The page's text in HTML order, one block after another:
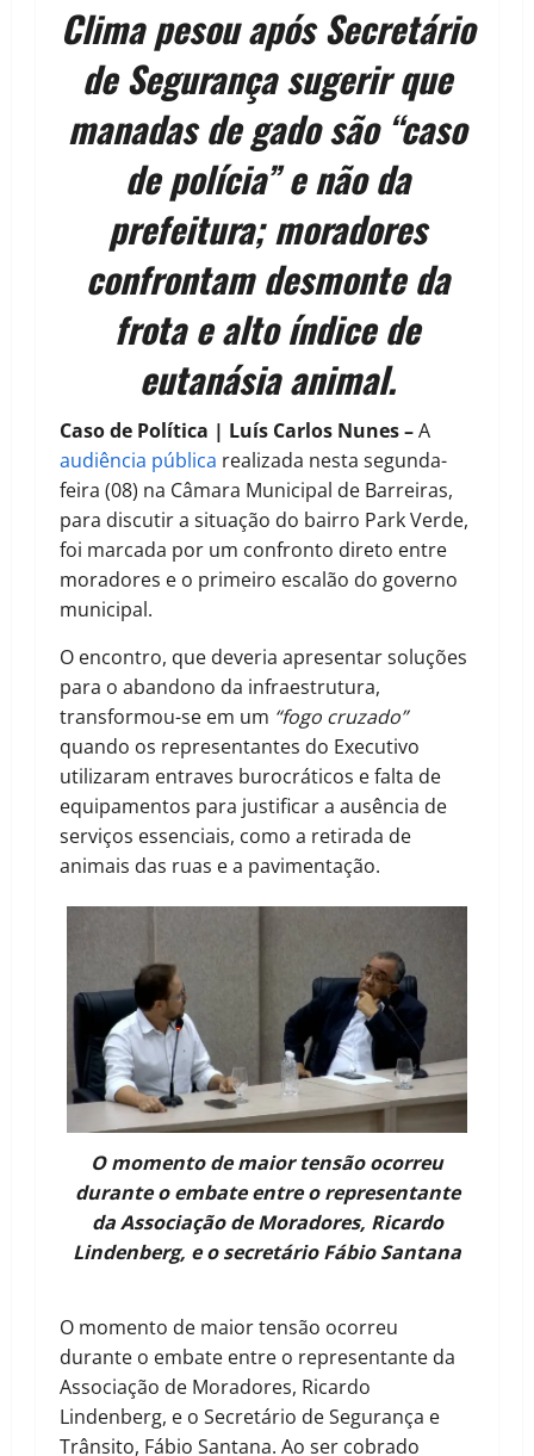
Clima pesou após Secretário
de Segurança sugerir que
manadas de gado são “caso
de polícia” e não da
prefeitura; moradores
confrontam desmonte da
frota e alto índice de
eutanásia animal.
Caso de Política | Luís Carlos Nunes –A
audiência pública realizada nesta segunda-
feira (08) na Câmara Municipal de Barreiras,
para discutir a situação do bairro Park Verde,
foi marcada por um confronto direto entre
moradores e o primeiro escalão do governo
municipal.
O encontro, que deveria apresentar soluções
para o abandono da infraestrutura,
transformou-se em um “fogo cruzado”
quando os representantes do Executivo
utilizaram entraves burocráticos e falta de
equipamentos para justificar a ausência de
serviços essenciais, como a retirada de
animais das ruas e a pavimentação.
O momento de maior tensão ocorreu
durante o embate entre o representante
da Associação de Moradores, Ricardo
Lindenberg, e o secretário Fábio Santana
O momento de maior tensão ocorreu
durante o embate entre o representante da
Associação de Moradores, Ricardo
Lindenberg, e o Secretário de Segurança e
Trânsito, Fábio Santana. Ao ser cobrado